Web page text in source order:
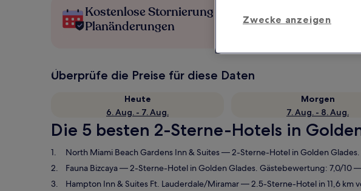
Kostenlose Stornierung bei
Planänderungen
Überprüfe die Preise für diese Daten
Heute
6. Aug. - 7. Aug.
Morgen
7. Aug. - 8. Aug.
Die 5 besten 2-Sterne-Hotels in
North Miami Beach Gardens Inn & Suites— 2-Sterne-Hotel in Golden
Fauna Bizcaya— 2-Sterne-Hotel in Golden Glades. Gästebewertung: 7,0/10
Hampton Inn & Suites Ft. Lauderdale/Miramar— 2.5-Sterne-Hotel in 11,6 km
Zwecke anzeigen